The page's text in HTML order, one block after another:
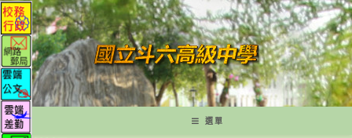
跳
轉
至
主
要
內
容
選單